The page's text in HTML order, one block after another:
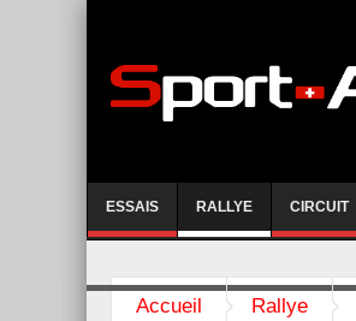
ESSAIS RALLYE CIRCUIT
Accueil Rallye